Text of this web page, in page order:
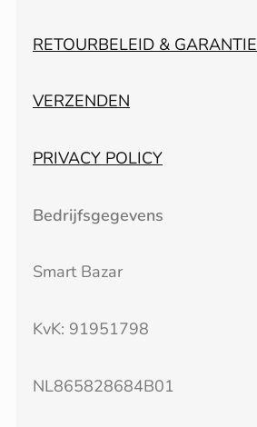
RETOURBELEID & GARANTIE
VERZENDEN
PRIVACY POLICY
Bedrijfsgegevens
Smart Bazar
KvK: 91951798
NL865828684B01